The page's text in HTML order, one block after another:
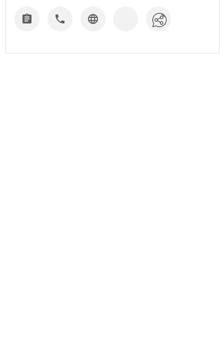
  